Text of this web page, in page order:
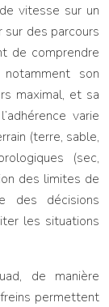
vitesse sur un
des parcours
de comprendre
son
maximal, et sa
varie
(terre, sable,
(sec,
des limites de
des décisions
les situations
de manière
permettent